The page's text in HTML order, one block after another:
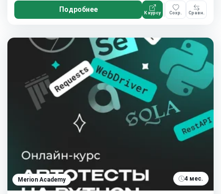
Подробнее К курсу Сохр. Сравн.
Merion Academy 4 мес.